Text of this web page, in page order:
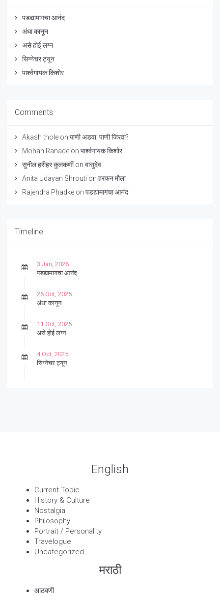
पडद्यामागचा आनंद
अंधा कानून
असे होई लग्न
सिग्नेचर ट्यून
पार्श्वगायक किशोर
Comments
Akash thole on पाणी अडवा; पाणी जिरवा?
Mohan Ranade on पार्श्वगायक किशोर
सुनील हरीहर कुलकर्णीon वासुदेव
Anita Udayan Shrouti on हरफन मौला
Rajendra Phadke on पडद्यामागचा आनंद
Timeline
3 Jan, 2026
पडद्यामागचा आनंद
26 Oct, 2025
अंधा कानून
11 Oct, 2025
असे होई लग्न
4 Oct, 2025
सिग्नेचर ट्यून
English
Current Topic
History & Culture
Nostalgia
Philosophy
Portrait / Personality
Travelogue
Uncategorized
मराठी
आठवणी